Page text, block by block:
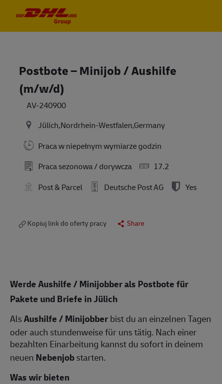
Postbote – Minijob / Aushilfe
(m/w/d)
AV-240900
Jülich,Nordrhein-Westfalen,Germany
Praca w niepełnym wymiarze godzin
Praca sezonowa / dorywcza
17.2
Post & Parcel
Deutsche Post AG Yes
Kopiuj link do oferty pracy Share
Werde Aushilfe / Minijobber als Postbote für
Pakete und Briefe in Jülich
AlsAushilfe / Minijobberbist du an einzelnen Tagen
oder auch stundenweise für uns tätig. Nach einer
bezahlten Einarbeitung kannst du sofort in deinem
neuen Nebenjobstarten.
Was wir bieten